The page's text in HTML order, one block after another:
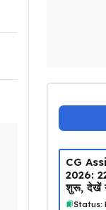
CG
2026:
शुरू, देखें
Status: